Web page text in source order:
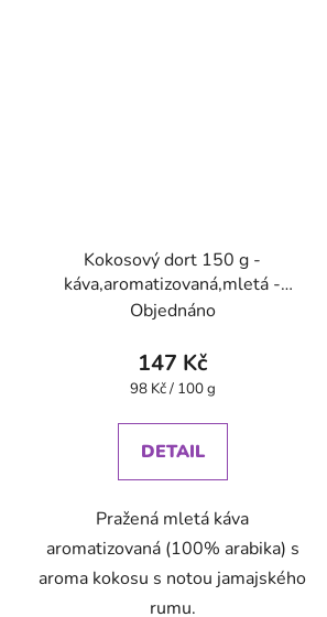
Kokosový dort 150 g -
káva,aromatizovaná,mletá -
Oxalis
Objednáno
147 Kč
Měrná
98 Kč / 100 g
DETAIL
Pražená mletá káva
aromatizovaná (100% arabika) s
aroma kokosu s notou jamajského
rumu.